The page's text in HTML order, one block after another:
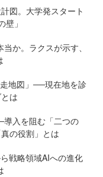
図。大学発スタート
」
か。ラクスが示す、
地図」──現在地を診
は
入を阻む「二つの
の役割」とは
戦略領域AIへの進化